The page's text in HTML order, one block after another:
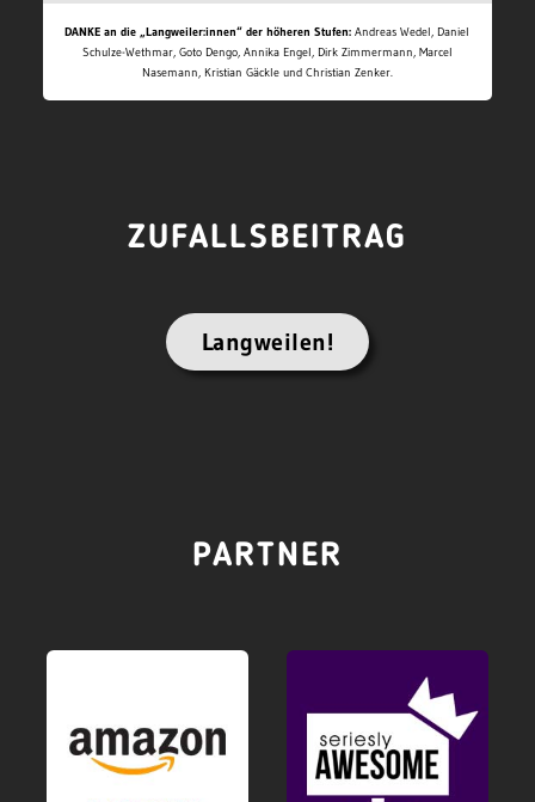
DANKE an die „Langweiler:innen“ der höheren Stufen: Andreas Wedel, Daniel
Schulze-Wethmar, Goto Dengo, Annika Engel, Dirk Zimmermann, Marcel
Nasemann, Kristian Gäckle und Christian Zenker.
ZUFALLSBEITRAG
Langweilen!
PARTNER